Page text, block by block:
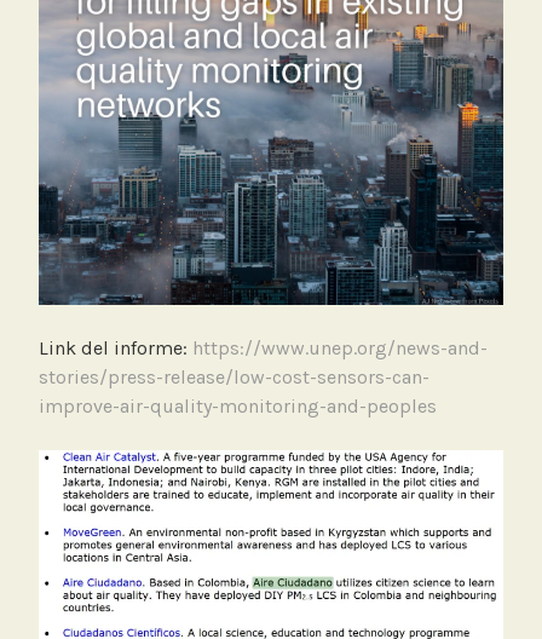
Link del informe: https://www.unep.org/news-and-
stories/press-release/low-cost-sensors-can-
improve-air-quality-monitoring-and-peoples